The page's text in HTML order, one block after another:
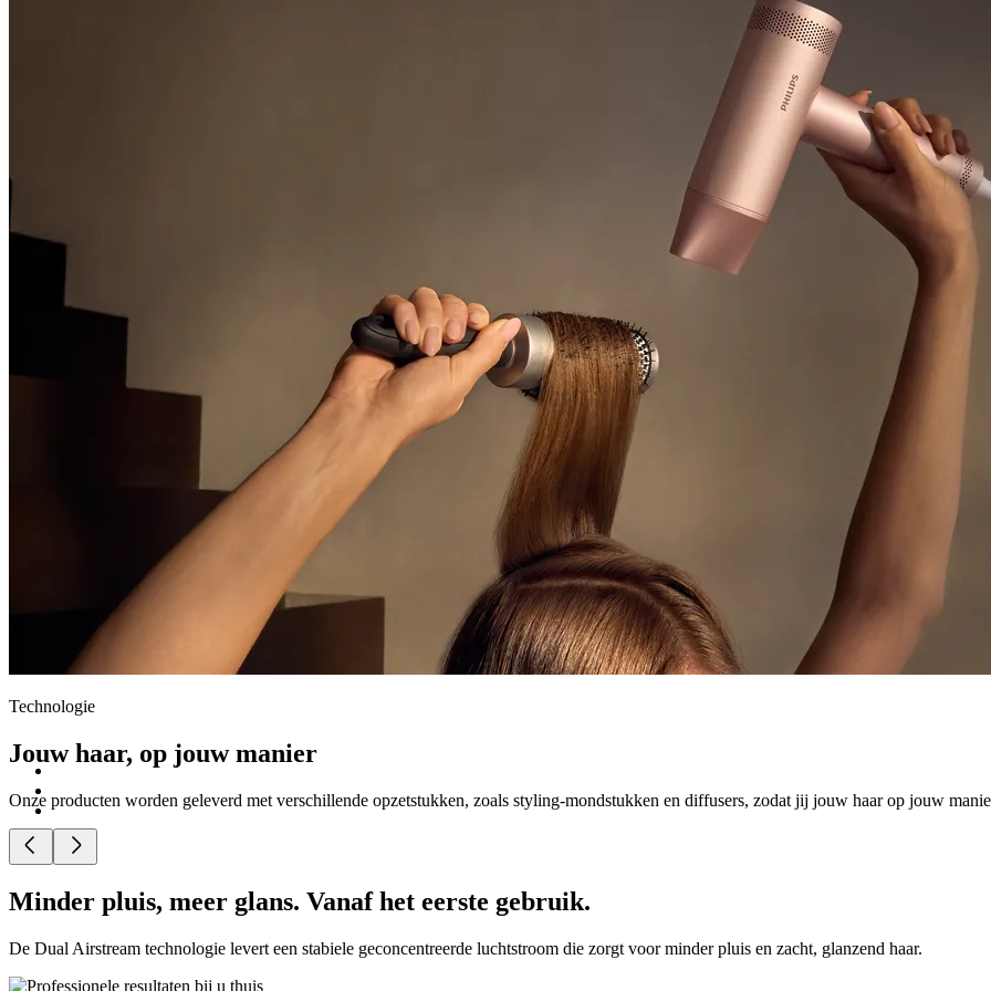
Technologie
Jouw haar, op jouw manier
Onze producten worden geleverd met verschillende opzetstukken, zoals styling-mondstukken en diffusers, zodat jij jouw haar op jouw
Minder pluis, meer glans. Vanaf het eerste gebruik.
De Dual Airstream technologie levert een stabiele geconcentreerde luchtstroom die zorgt voor minder pluis en zacht, glanzend haar.